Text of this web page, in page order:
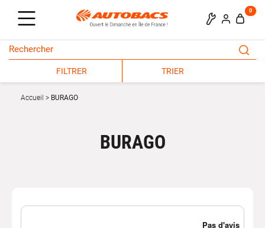
0
FILTRER TRIER
Accueil BURAGO
BURAGO